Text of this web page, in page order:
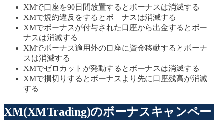
XMで口座を90日間放置するとボーナスは消滅する
XMで規約違反をするとボーナスは消滅する
XMでボーナスが付与された口座から出金するとボー
ナスは消滅する
XMでボーナス適用外の口座に資金移動するとボーナ
スは消滅する
XMでゼロカットが発動するとボーナスは消滅する
XMで損切りするとボーナスより先に口座残高が消滅
する
XM(XMTrading)のボーナスキャンペー